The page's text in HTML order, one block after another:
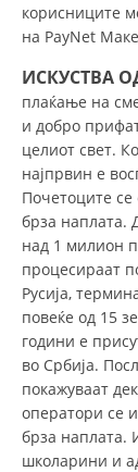
корисниците
на PayNet
ИСКУСТВА
плаќање на
и добро
целиот свет.
најпрвин е
Почетоците се
брза наплата.
над 1 милион
процесираат
Русија,
повеќе од 15
години е
во Србија.
покажуваат
оператори се
брза наплата.
школарини и